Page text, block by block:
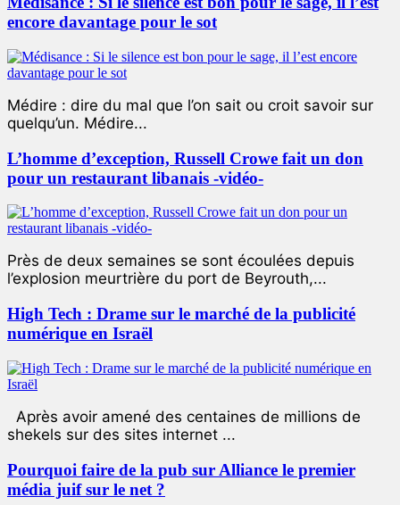
encore davantage pour le sot
Médire : dire du mal que l’on sait ou croit savoir sur
quelqu’un. Médire...
L’homme d’exception, Russell Crowe fait un don
pour un restaurant libanais -vidéo-
Près de deux semaines se sont écoulées depuis
l’explosion meurtrière du port de Beyrouth,...
High Tech : Drame sur le marché de la publicité
numérique en Israël
Après avoir amené des centaines de millions de
shekels sur des sites internet ...
Pourquoi faire de la pub sur Alliance le premier
média juif sur le net ?